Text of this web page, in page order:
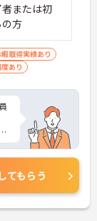
または初
方
取得実績あり
あり
てもらう